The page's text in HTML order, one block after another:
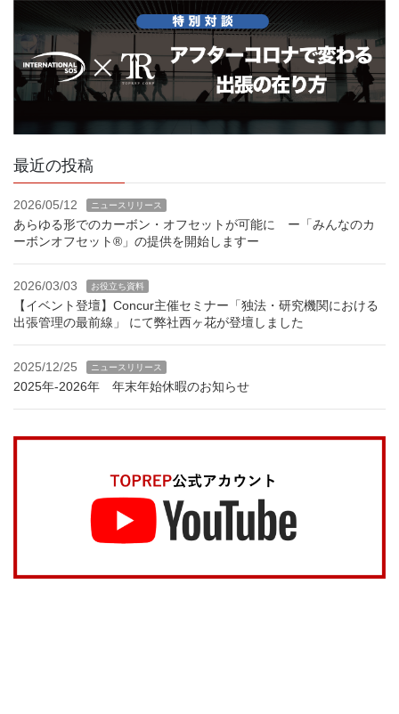
最近の投稿
2026/05/12 ニュースリリース
あらゆる形でのカーボン・オフセットが可能に ー「みんなのカ
ーボンオフセット®」の提供を開始しますー
2026/03/03 お役立ち資料
【イベント登壇】Concur主催セミナー「独法・研究機関における
出張管理の最前線」 にて弊社西ヶ花が登壇しました
2025/12/25 ニュースリリース
2025年-2026年 年末年始休暇のお知らせ